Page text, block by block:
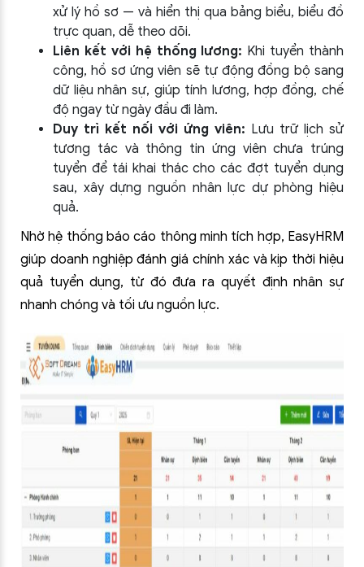
xử lý hồ sơ — và hiển thị qua bảng biểu, biểu đồ
trực quan, dễ theo dõi.
Liên kết với hệ thống lương: Khi tuyển thành
công, hồ sơ ứng viên sẽ tự động đồng bộ sang
dữ liệu nhân sự, giúp tính lương, hợp đồng, chế
độ ngay từ ngày đầu đi làm.
Duy trì kết nối với ứng viên: Lưu trữ lịch sử
tương tác và thông tin ứng viên chưa trúng
tuyển để tái khai thác cho các đợt tuyển dụng
sau, xây dựng nguồn nhân lực dự phòng hiệu
quả.
Nhờ hệ thống báo cáo thông minh tích hợp, EasyHRM
giúp doanh nghiệp đánh giá chính xác và kịp thời hiệu
quả tuyển dụng, từ đó đưa ra quyết định nhân sự
nhanh chóng và tối ưu nguồn lực.